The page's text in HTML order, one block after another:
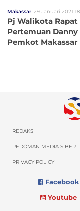
Makassar 29 Januari 2021
Pj Walikota Rapat
Pertemuan
Pemkot Makassar
REDAKSI
PEDOMAN MEDIA SIBER
PRIVACY POLICY
Facebook
Youtube